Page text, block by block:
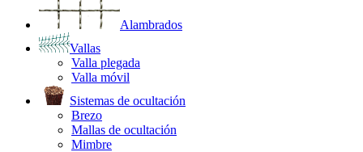
Alambrados
Vallas
Valla plegada
Valla móvil
Sistemas de ocultación
Brezo
Mallas de ocultación
Mimbre